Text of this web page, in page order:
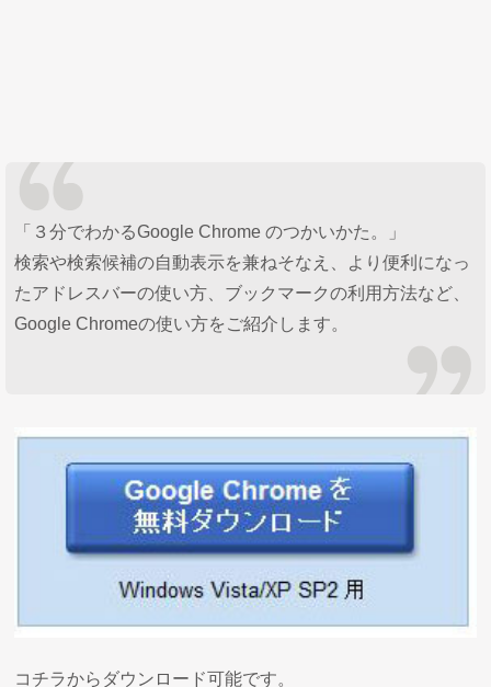
「３分でわかるGoogle Chrome のつかいかた。」
検索や検索候補の自動表示を兼ねそなえ、より便利になっ
たアドレスバーの使い方、ブックマークの利用方法など、
Google Chromeの使い方をご紹介します。
コチラからダウンロード可能です。